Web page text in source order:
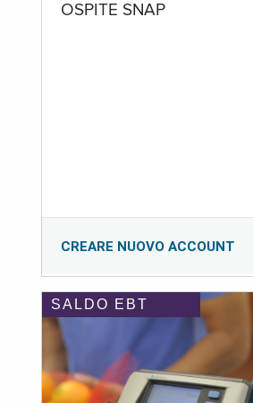
OSPITE SNAP
CREARE NUOVO ACCOUNT
SALDO EBT